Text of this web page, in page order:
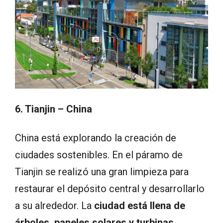
6. Tianjin – China
China está explorando la creación de
ciudades sostenibles. En el páramo de
Tianjin se realizó una gran limpieza para
restaurar el depósito central y desarrollarlo
a su alrededor. La ciudad está llena de